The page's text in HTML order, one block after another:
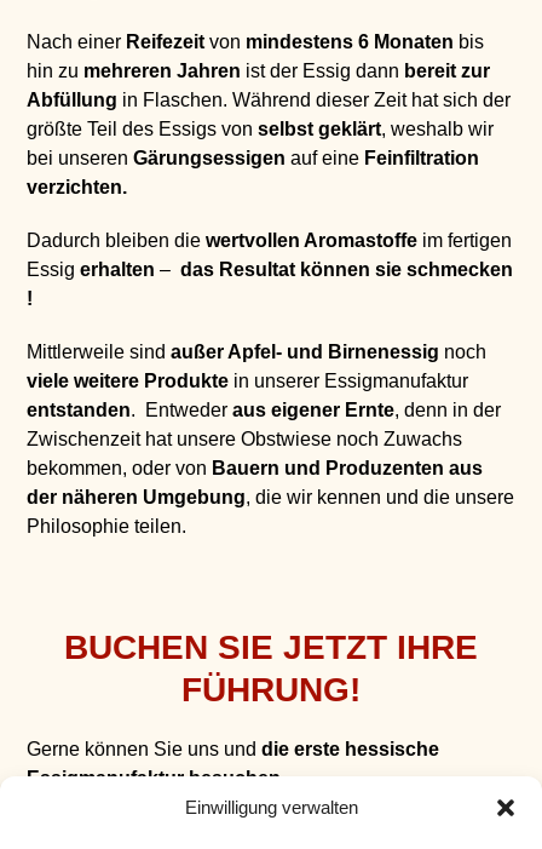
Einwilligung verwalten
Nach einer Reifezeit von mindestens 6 Monaten bis
hin zu mehreren Jahren ist der Essig dann bereit zur
Abfüllung in Flaschen. Während dieser Zeit hat sich der
größte Teil des Essigs vonselbst geklärt, weshalb wir
bei unserenGärungsessigenauf eine Feinfiltration
verzichten.
Dadurch bleiben diewertvollen Aromastoffe im fertigen
Essigerhalten – das Resultat können sie schmecken
!
Mittlerweile sindaußer Apfel- und Birnenessig noch
viele weitere Produkte in unserer Essigmanufaktur
entstanden. Entweder aus eigener Ernte, denn in der
Zwischenzeit hat unsere Obstwiese noch Zuwachs
bekommen, oder von Bauern und Produzenten aus
der näheren Umgebung, die wir kennen und die unsere
Philosophie teilen.
BUCHEN SIE JETZT IHRE
FÜHRUNG!
Gerne können Sie uns unddie erste hessische
Essigmanufaktur besuchen